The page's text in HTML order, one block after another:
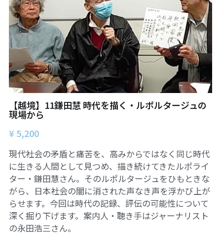
【越境】11鎌田慧 時代を描く・ルポルタージュの
現場から
¥ 5,200
現代社会の矛盾と痛苦を、高みからではなく同じ時代
に生きる人間として見つめ、描き続けてきたルポライ
ター・鎌田慧さん。そのルポルタージュをひもときな
がら、日本社会の闇に消された声なき声を浮かび上が
らせます。今回は時代の記録、評伝の可能性について
深く掘り下げます。案内人・聴き手はジャーナリスト
の永田浩三さん。